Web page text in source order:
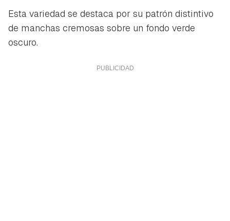
Esta variedad se destaca por su patrón distintivo
de manchas cremosas sobre un fondo verde
oscuro.